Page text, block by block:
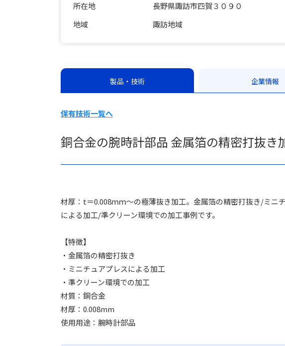
所在地
長野県諏訪市四賀３０９０
地域
諏訪地域
製品・技術 企業情報
保有技術一覧へ
銅合金の腕時計部品 金属箔の精密打抜き
材厚：t＝0.008ｍｍ～の極薄抜き加工。金属箔の精密打抜き/ミニ
による加工/準クリーン環境での加工事例です。
【特徴】
・金属箔の精密打抜き
・ミニチュアプレスによる加工
・準クリーン環境での加工
材質：銅合金
材厚：0.008mm
使用用途：腕時計部品